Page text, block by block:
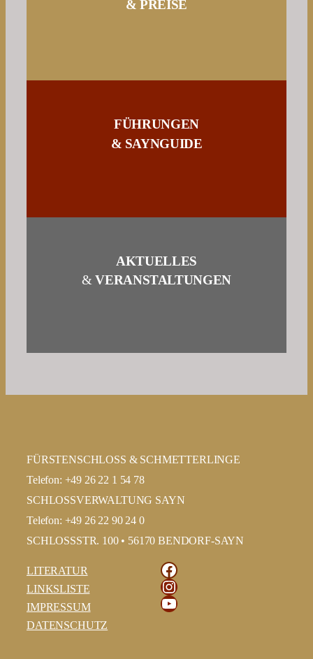
& PREISE
FÜHRUNGEN
& SAYNGUIDE
AKTUELLES
&VERANSTALTUNGEN
FÜRSTENSCHLOSS & SCHMETTERLINGE
Telefon: +49 26 22 1 54 78
SCHLOSSVERWALTUNG SAYN
Telefon: +49 26 22 90 24 0
SCHLOSSSTR. 100 • 56170 BENDORF-SAYN
LITERATUR
LINKSLISTE
IMPRESSUM
DATENSCHUTZ
Facebook
Instagram
YouTube